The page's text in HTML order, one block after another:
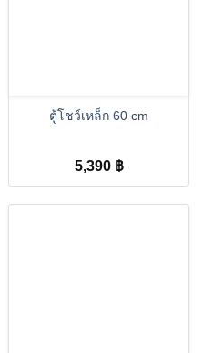
ตู้โชว์เหล็ก 60 cm
5,390 ฿